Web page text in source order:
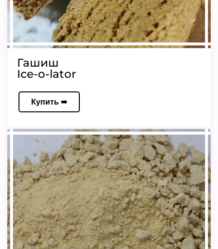
Гашиш
Ice-o-lator
Купить ➠